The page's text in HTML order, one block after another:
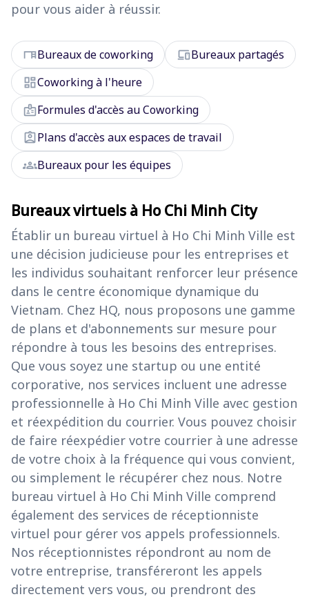
pour vous aider à réussir.
deskBureaux de coworking devicesBureaux partagés
dashboardCoworking à l'heure
badgeFormules d'accès au Coworking
assignment_indPlans d'accès aux espaces de travail
groupsBureaux pour les équipes
Bureaux virtuels à Ho Chi Minh City
Établir un bureau virtuel à Ho Chi Minh Ville est
une décision judicieuse pour les entreprises et
les individus souhaitant renforcer leur présence
dans le centre économique dynamique du
Vietnam. Chez HQ, nous proposons une gamme
de plans et d'abonnements sur mesure pour
répondre à tous les besoins des entreprises.
Que vous soyez une startup ou une entité
corporative, nos services incluent une adresse
professionnelle à Ho Chi Minh Ville avec gestion
et réexpédition du courrier. Vous pouvez choisir
de faire réexpédier votre courrier à une adresse
de votre choix à la fréquence qui vous convient,
ou simplement le récupérer chez nous. Notre
bureau virtuel à Ho Chi Minh Ville comprend
également des services de réceptionniste
virtuel pour gérer vos appels professionnels.
Nos réceptionnistes répondront au nom de
votre entreprise, transféreront les appels
directement vers vous, ou prendront des